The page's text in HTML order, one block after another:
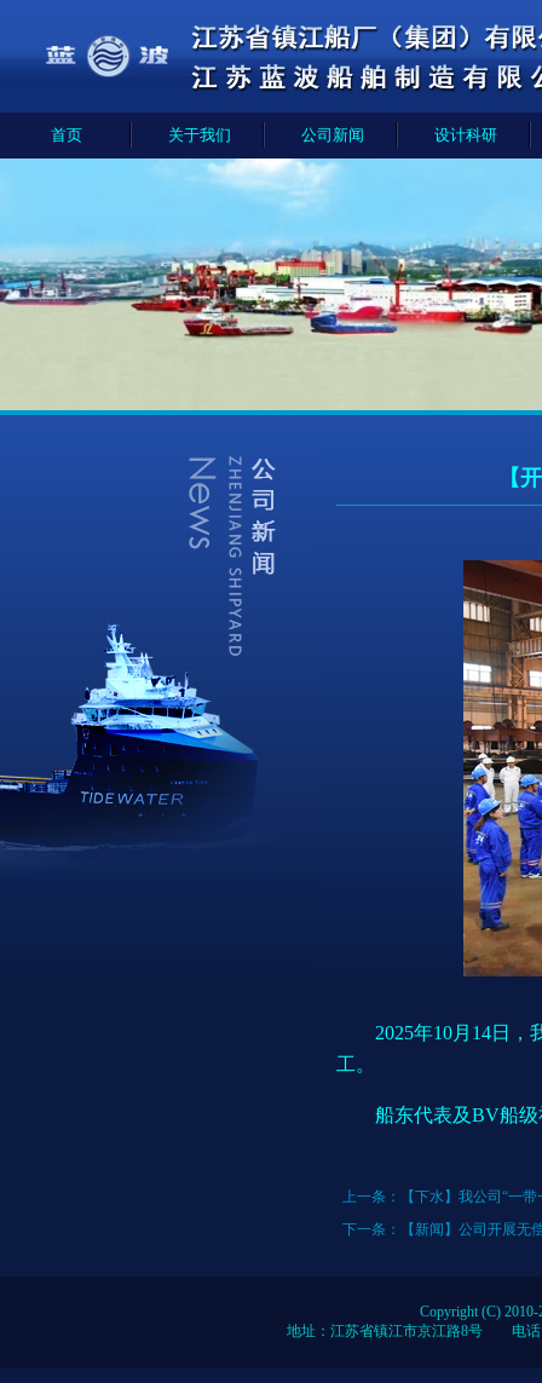
首页 关于我们 公司新闻 设计科研
【
2025年10月14日，我
工。
船东代表及BV船级
上一条：
【下水】我公司“一
下一条：
【新闻】公司开展无
Copyright (C)
地址：江苏省镇江市京江路8号 电话